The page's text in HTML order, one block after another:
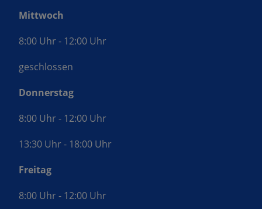
Mittwoch
8:00 Uhr - 12:00 Uhr
geschlossen
Donnerstag
8:00 Uhr - 12:00 Uhr
13:30 Uhr - 18:00 Uhr
Freitag
8:00 Uhr - 12:00 Uhr